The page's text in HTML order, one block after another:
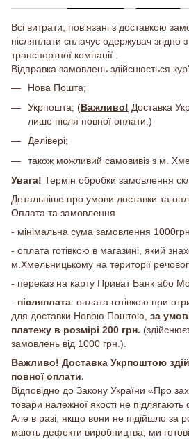
Всі витрати, пов'язані з доставкою
післяплати сплачує одержувач згідно
транспортної компанії .
Відправка замовлень здійснюється
Нова Пошта;
Укрпошта; (Важливо! Доставка
лише після повної оплати.)
Делівері;
також можливий самовивіз з м.
Увага! Термін обробки замовлення
Детальніше про умови доставки та
Оплата та замовлення
- мінімальна сума замовлення 1000грн.
- оплата готівкою в магазині, який
м.Хмельницькому на території
- переказ на карту Приват Банк або
- післяплата: оплата готівкою при
для доставки Новою Поштою, за
платежу в розмірі 200 грн.
замовлень від 1000 грн.).
Важливо! Доставка Укрпоштою
повної оплати.
Відповідно до Закону України «Про
товари належної якості не
Але в разі, якщо вони не підійшло за
мають дефекти виробництва, ми готові